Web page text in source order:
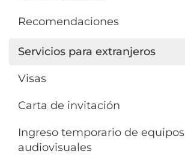
Recomendaciones
Servicios para extranjeros
Visas
Carta de invitación
Ingreso temporario de equipos
audiovisuales